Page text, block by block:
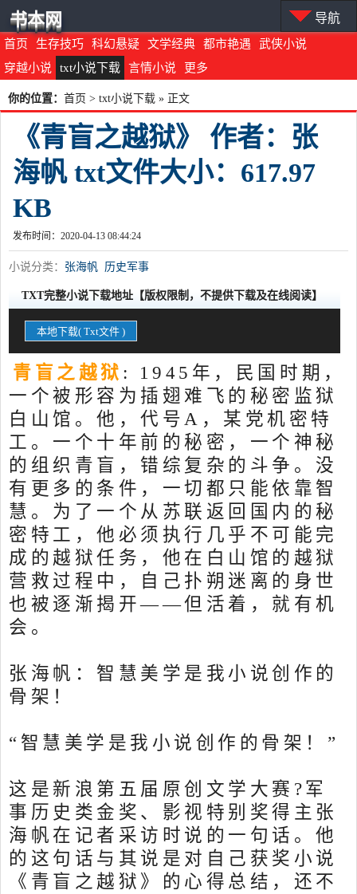
首页 生存技巧 科幻悬疑 文学经典 都市艳遇
武侠小说
穿越小说
txt小说下载 言情小说 更多
书本网 导航
你的位置： 首页 > txt小说下载 » 正文
《青盲之越狱》 作者：张
海帆 txt文件大小：617.97
KB
发布时间：2020-04-13 08:44:24
小说分类： 张海帆 历史军事
TXT完整小说下载地址【版权限制，不提供下载及在线阅读】
本地下载( Txt文件 )
青盲之越狱 : 1945年，民国时期，
一个被形容为插翅难飞的秘密监狱
白山馆。他，代号A，某党机密特
工。一个十年前的秘密，一个神秘
的组织青盲，错综复杂的斗争。没
有更多的条件，一切都只能依靠智
慧。为了一个从苏联返回国内的秘
密特工，他必须执行几乎不可能完
成的越狱任务，他在白山馆的越狱
营救过程中，自己扑朔迷离的身世
也被逐渐揭开——但活着，就有机
会。
张海帆：智慧美学是我小说创作的
骨架！
“智慧美学是我小说创作的骨架！”
这是新浪第五届原创文学大赛?军
事历史类金奖、影视特别奖得主张
海帆在记者采访时说的一句话。他
的这句话与其说是对自己获奖小说
《青盲之越狱》的心得总结，还不